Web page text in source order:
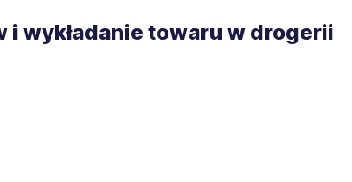
i wykładanie towaru w drogerii